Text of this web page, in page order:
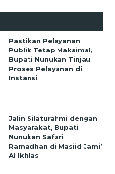
Pastikan Pelayanan
Publik Tetap Maksimal,
Bupati Nunukan Tinjau
Proses Pelayanan di
Instansi
Jalin Silaturahmi dengan
Masyarakat, Bupati
Nunukan Safari
Ramadhan di Masjid Jami’
Al Ikhlas